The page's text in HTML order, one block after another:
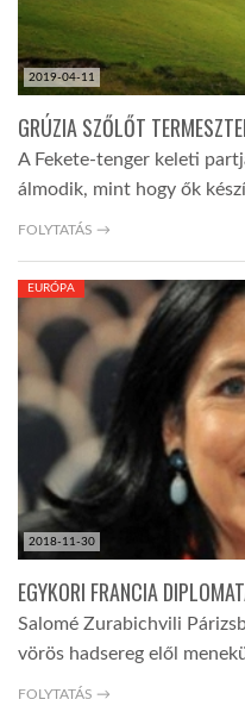
AFRIKA TUDÁSTÁR
LINKTR.EE
GLOBOZSARU
DOBRAVERO.HU
LATIMO.HU
GLOBOBOOK
2019-04-11
GRÚZIA SZŐLŐT
A Fekete-tenger keleti
álmodik, mint hogy ők
FOLYTATÁS →
2018-11-30
EURÓPA
EGYKORI FRANCIA
Salomé Zurabichvili
vörös hadsereg elől
FOLYTATÁS →